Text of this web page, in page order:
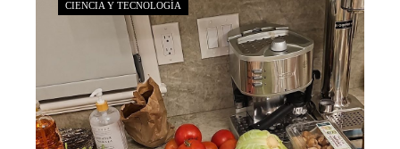
CIENCIA Y TECNOLOGÍA